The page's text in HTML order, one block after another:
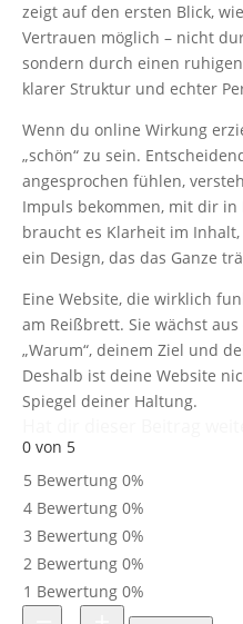
zeigt auf den ersten Blick,
Vertrauen möglich – nicht
sondern durch einen
klarer Struktur und echter
Wenn du online Wirkung
„schön“ zu sein.
angesprochen fühlen,
Impuls bekommen, mit dir
braucht es Klarheit im
ein Design, das das Ganze
Eine Website, die wirklich
am Reißbrett. Sie wächst
„Warum“, deinem Ziel und
Deshalb ist deine Website
Spiegel deiner Haltung.
0 von 5
5 Bewertung 0%
4 Bewertung 0%
3 Bewertung 0%
2 Bewertung 0%
1 Bewertung 0%